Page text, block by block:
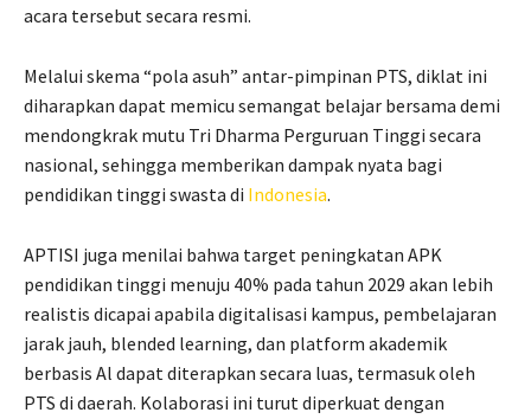
acara tersebut secara resmi.
Melalui skema “pola asuh” antar-pimpinan PTS, diklat ini
diharapkan dapat memicu semangat belajar bersama demi
mendongkrak mutu Tri Dharma Perguruan Tinggi secara
nasional, sehingga memberikan dampak nyata bagi
pendidikan tinggi swasta di Indonesia.
APTISI juga menilai bahwa target peningkatan APK
pendidikan tinggi menuju 40% pada tahun 2029 akan lebih
realistis dicapai apabila digitalisasi kampus, pembelajaran
jarak jauh, blended learning, dan platform akademik
berbasis Al dapat diterapkan secara luas, termasuk oleh
PTS di daerah. Kolaborasi ini turut diperkuat dengan